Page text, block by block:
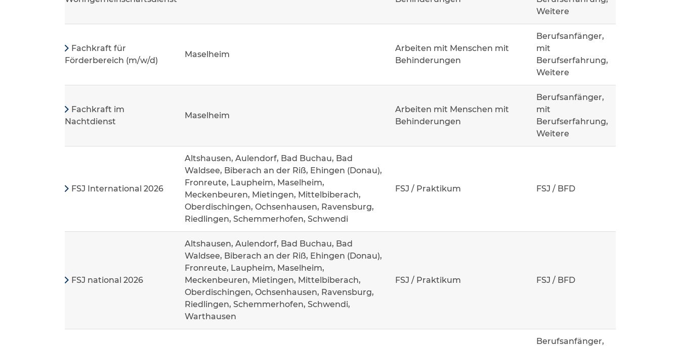
Weitere
Fachkraft für
Förderbereich (m/w/d)
Maselheim
Arbeiten mit Menschen mit
Behinderungen
Berufsanfänger,
mit
Berufserfahrung,
Weitere
Fachkraft im
Nachtdienst
Maselheim
Arbeiten mit Menschen mit
Behinderungen
Berufsanfänger,
mit
Berufserfahrung,
Weitere
FSJ International 2026
Altshausen, Aulendorf, Bad Buchau, Bad
Waldsee, Biberach an der Riß, Ehingen (Donau),
Fronreute, Laupheim, Maselheim,
Meckenbeuren, Mietingen, Mittelbiberach,
Oberdischingen, Ochsenhausen, Ravensburg,
Riedlingen, Schemmerhofen, Schwendi
FSJ / Praktikum FSJ / BFD
FSJ national 2026
Altshausen, Aulendorf, Bad Buchau, Bad
Waldsee, Biberach an der Riß, Ehingen (Donau),
Fronreute, Laupheim, Maselheim,
Meckenbeuren, Mietingen, Mittelbiberach,
Oberdischingen, Ochsenhausen, Ravensburg,
Riedlingen, Schemmerhofen, Schwendi,
Warthausen
FSJ / Praktikum FSJ / BFD
Berufsanfänger,